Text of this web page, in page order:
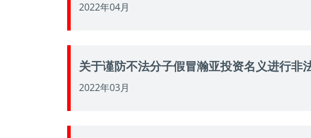
2022年04月
关于谨防不法分子假冒瀚亚投资名义进行
2022年03月